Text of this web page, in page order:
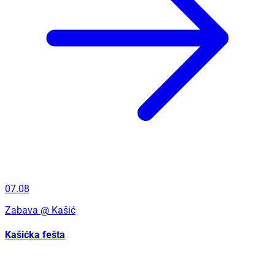
07.08
Zabava @ Kašić
Kašićka fešta